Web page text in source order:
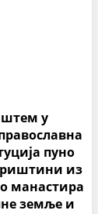
у
пуно
из
манастира
земље и